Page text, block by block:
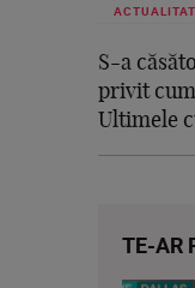
S-a
privit cum
Ultimele
TE-AR